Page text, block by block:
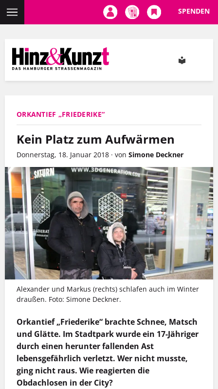
Inhalt
SPENDEN
ORKANTIEF „FRIEDERIKE“
Kein Platz zum Aufwärmen
Donnerstag, 18. Januar 2018 · von Simone Deckner
Alexander und Markus (rechts) schlafen auch im Winter
draußen. Foto: Simone Deckner.
Orkantief „Friederike“ brachte Schnee, Matsch
und Glätte. Im Stadtpark wurde ein 17-Jähriger
durch einen herunter fallenden Ast
lebensgefährlich verletzt. Wer nicht musste,
ging nicht raus. Wie reagierten die
Obdachlosen in der City?